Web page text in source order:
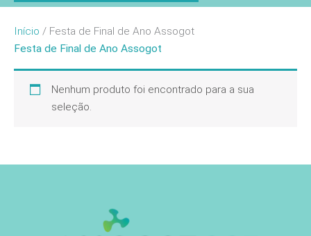
Início / Festa de Final de Ano Assogot
Festa de Final de Ano Assogot
Nenhum produto foi encontrado para a sua
seleção.